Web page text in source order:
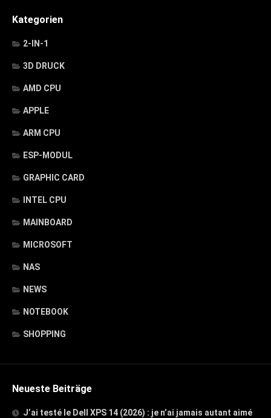
Kategorien
2-IN-1
3D DRUCK
AMD CPU
APPLE
ARM CPU
ESP-MODUL
GRAPHIC CARD
INTEL CPU
MAINBOARD
MICROSOFT
NAS
NEWS
NOTEBOOK
SHOPPING
Neueste Beiträge
J’ai testé le Dell XPS 14 (2026) : je n’ai jamais autant aimé